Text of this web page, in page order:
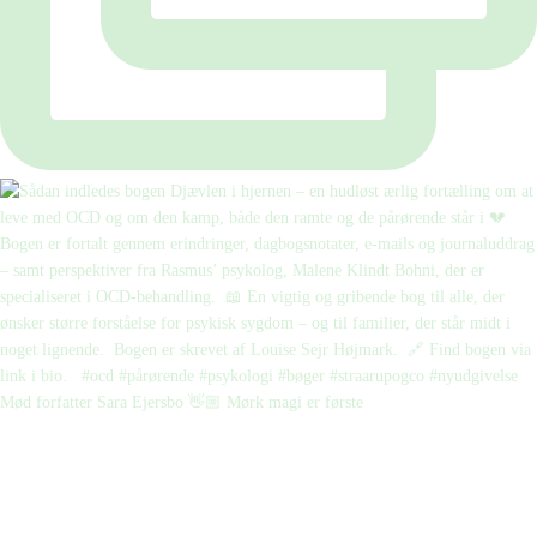
Mød forfatter Sara Ejersbo 👋🏼 Mørk magi er første